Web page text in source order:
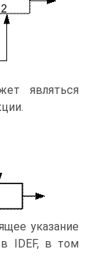
являться
указание
IDEF, в том